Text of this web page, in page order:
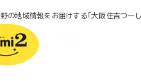
の地域情報をお届けする「大阪住吉つーし